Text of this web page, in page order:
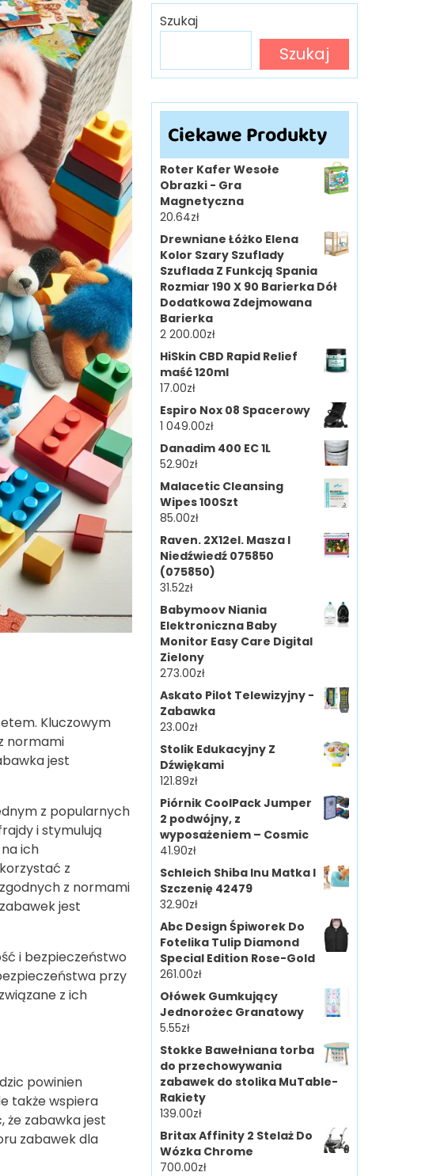
Kluczowym
normami
jest
z popularnych
i stymulują
ich
z
z normami
jest
i bezpieczeństwo
przy
z ich
powinien
także wspiera
że zabawka jest
zabawek dla
Szukaj
Szukaj
Ciekawe Produkty
Roter Kafer Wesołe
Obrazki - Gra
Magnetyczna
20.64zł
Drewniane Łóżko Elena
Kolor Szary Szuflady
Szuflada Z Funkcją Spania
Rozmiar 190 X 90 Barierka Dół
Dodatkowa Zdejmowana
Barierka
2 200.00zł
HiSkin CBD Rapid Relief
maść 120ml
17.00zł
Espiro Nox 08 Spacerowy
1 049.00zł
Danadim 400 EC 1L
52.90zł
Malacetic Cleansing
Wipes 100Szt
85.00zł
Raven. 2X12el. Masza I
Niedźwiedź 075850
(075850)
31.52zł
Babymoov Niania
Elektroniczna Baby
Monitor Easy Care Digital
Zielony
273.00zł
Askato Pilot Telewizyjny -
Zabawka
23.00zł
Stolik Edukacyjny Z
Dźwiękami
121.89zł
Piórnik CoolPack Jumper
2 podwójny, z
wyposażeniem – Cosmic
41.90zł
Schleich Shiba Inu Matka I
Szczenię 42479
32.90zł
Abc Design Śpiworek Do
Fotelika Tulip Diamond
Special Edition Rose-Gold
261.00zł
Ołówek Gumkujący
Jednorożec Granatowy
5.55zł
Stokke Bawełniana torba
do przechowywania
zabawek do stolika MuTable-
Rakiety
139.00zł
Britax Affinity 2 Stelaż Do
Wózka Chrome
700.00zł